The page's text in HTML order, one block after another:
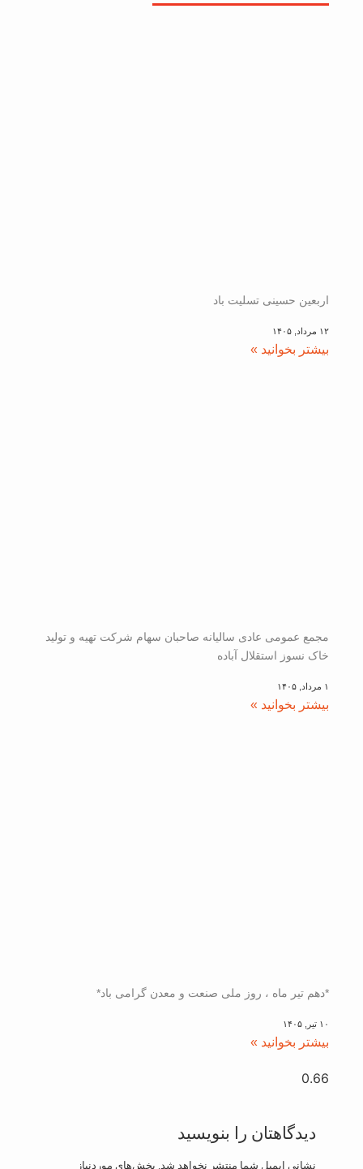
اربعین حسینی تسلیت باد
۱۲ مرداد, ۱۴۰۵
بیشتر بخوانید »
مجمع عمومی عادی سالیانه صاحبان سهام شرکت تهیه و تولید
خاک نسوز استقلال آباده
بیشتر بخوانید »
*دهم تیر ماه ، روز ملی صنعت و معدن گرامی باد*
بیشتر بخوانید »
دیدگاهتان را بنویسید
نشانی ایمیل شما منتشر نخواهد شد. بخش‌های موردنیاز